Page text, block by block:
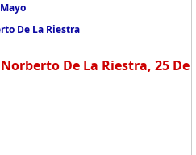
De La Riestra
De La Riestra, 25 De